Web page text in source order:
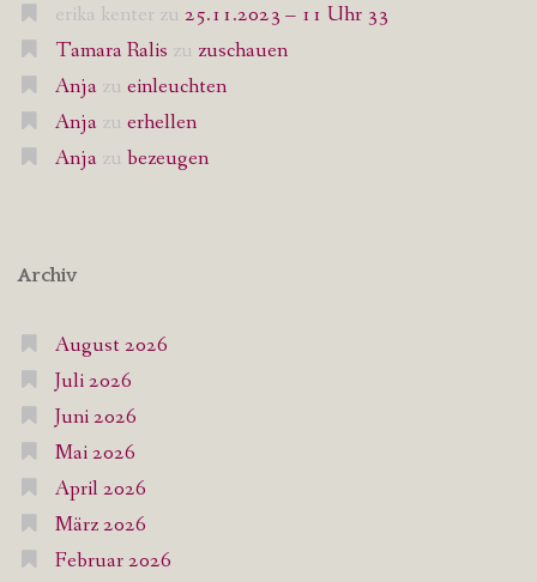
erika kenter zu 25.11.2023 – 11 Uhr 33
Tamara Ralis zu zuschauen
Anja zu einleuchten
Anja zu erhellen
Anja zu bezeugen
Archiv
August 2026
Juli 2026
Juni 2026
Mai 2026
April 2026
März 2026
Februar 2026